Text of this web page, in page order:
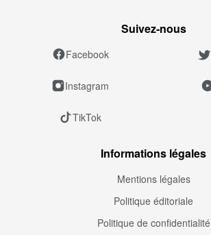
Suivez‑nous
Facebook
Instagram
TikTok
Informations légales
Mentions légales
Politique éditoriale
Politique de confidentialité